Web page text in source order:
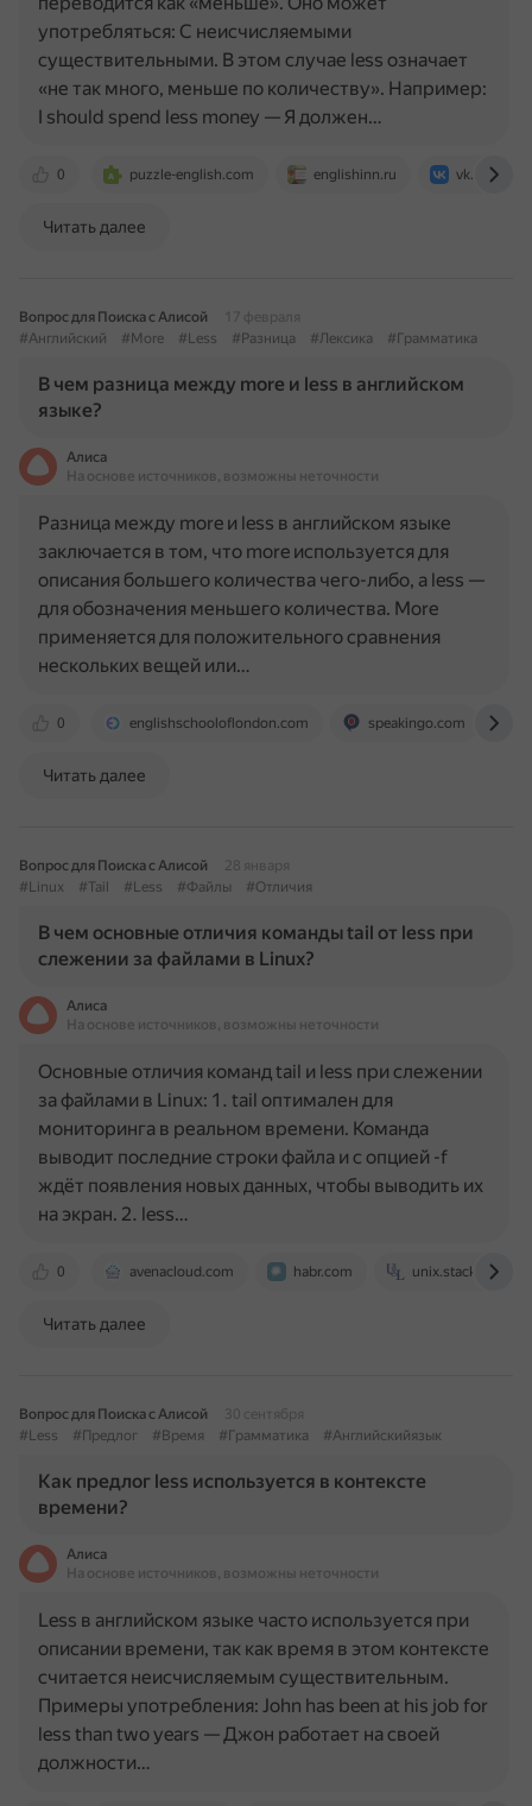
0 puzzle-english.com englishinn.ru vk.com
употребляться: С неисчисляемыми
существительными. В этом случае less означает
«не так много, меньше по количеству». Например:
I should spend less money — Я должен…
Читать далее
Вопрос для Поиска с Алисой
17 февраля
#Английский
#More #Less #Разница #Лексика #Грамматика
В чем разница между more и less в английском
языке?
Алиса
На основе источников, возможны неточности
0 englishschooloflondon.com speakingo.com
Разница между more и less в английском языке
заключается в том, что more используется для
описания большего количества чего-либо, а less —
для обозначения меньшего количества. More
применяется для положительного сравнения
нескольких вещей или…
Читать далее
Вопрос для Поиска с Алисой
28 января
#Linux
#Tail #Less #Файлы #Отличия
В чем основные отличия команды tail от less при
слежении за файлами в Linux?
Алиса
На основе источников, возможны неточности
0 avenacloud.com habr.com
Основные отличия команд tail и less при слежении
за файлами в Linux: 1. tail оптимален для
мониторинга в реальном времени. Команда
выводит последние строки файла и с опцией -f
ждёт появления новых данных, чтобы выводить их
на экран. 2. less…
Читать далее
Вопрос для Поиска с Алисой
30 сентября
#Less
#Предлог #Время #Грамматика #Английскийязык
Как предлог less используется в контексте
времени?
Алиса
На основе источников, возможны неточности
Less в английском языке часто используется при
описании времени, так как время в этом контексте
считается неисчисляемым существительным.
Примеры употребления: John has been at his job for
less than two years — Джон работает на своей
должности…